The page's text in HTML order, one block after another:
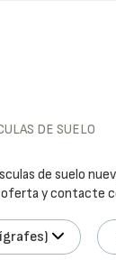
DE SUELO
de suelo
y contacte